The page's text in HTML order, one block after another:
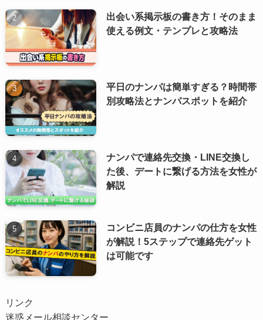
出会い系掲示板の書き方！そのまま
使える例文・テンプレと攻略法
平日のナンパは簡単すぎる？時間帯
別攻略法とナンパスポットを紹介
ナンパで連絡先交換・LINE交換し
た後、デートに繋げる方法を女性が
解説
コンビニ店員のナンパの仕方を女性
が解説！5ステップで連絡先ゲット
は可能です
リンク
迷惑メール相談センター